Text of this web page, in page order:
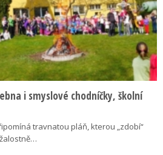
i smyslové chodníčky, školní
travnatou pláň, kterou „zdobí“